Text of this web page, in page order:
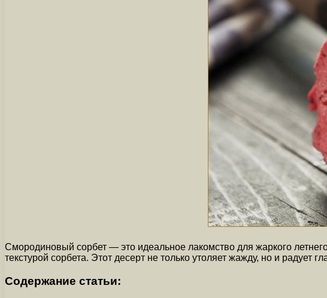
Смородиновый сорбет — это идеальное лакомство для жаркого
текстурой сорбета. Этот десерт не только утоляет жажду, но и радует
Содержание статьи: